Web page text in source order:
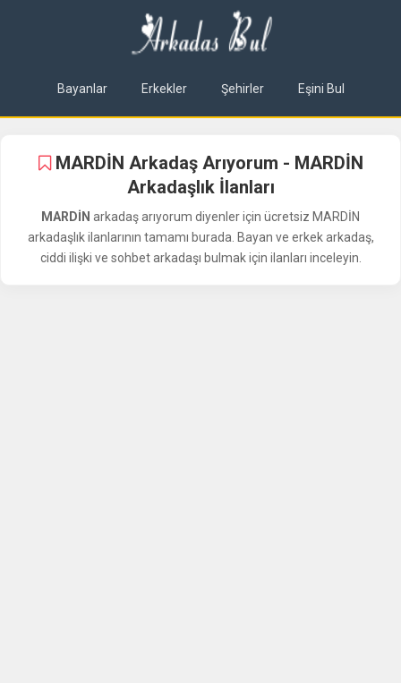
Bayanlar Erkekler Şehirler Eşini Bul
MARDİN Arkadaş Arıyorum - MARDİN
Arkadaşlık İlanları
MARDİN arkadaş arıyorum diyenler için ücretsiz MARDİN
arkadaşlık ilanlarının tamamı burada. Bayan ve erkek arkadaş,
ciddi ilişki ve sohbet arkadaşı bulmak için ilanları inceleyin.